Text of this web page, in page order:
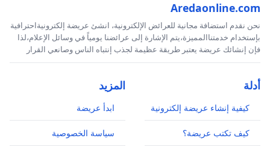
Aredaonline.com
نحن نقدم استضافة مجانية للعرائض الإلكترونية، انشئ عريضة إلكترونيةاحترافية
بإستخدام خدمتناالمميزة،يتم الإشارة إلى عرائضنا يومياً في وسائل الإعلام،لذا
فإن إنشائك عريضة يعتبر طريقة عظيمة لجذب إنتباه الناس وصانعي القرار
أدلة
كيفية إنشاء عريضة إلكترونية
كيف تكتب عريضة؟
المزيد
ابدأ عريضة
سياسة الخصوصية